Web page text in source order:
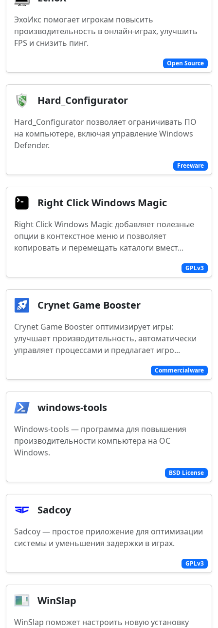
Open Source
ЭхоИкс помогает игрокам повысить
производительность в онлайн-играх, улучшить
FPS и снизить пинг.
Freeware
Hard_Configurator
Hard_Configurator позволяет ограничивать ПО
на компьютере, включая управление Windows
Defender.
GPLv3
Right Click Windows Magic
Right Click Windows Magic добавляет полезные
опции в контекстное меню и позволяет
копировать и перемещать каталоги вмест...
Commercialware
Crynet Game Booster
Crynet Game Booster оптимизирует игры:
улучшает производительность, автоматически
управляет процессами и предлагает игро...
BSD License
windows-tools
Windows-tools — программа для повышения
производительности компьютера на ОС
Windows.
GPLv3
Sadcoy
Sadcoy — простое приложение для оптимизации
системы и уменьшения задержки в играх.
WinSlap
WinSlap поможет настроить новую установку